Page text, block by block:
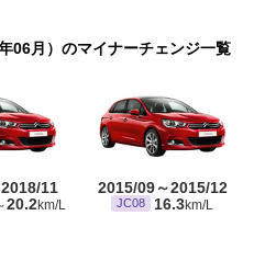
06月）のマイナーチェンジ一覧
11
20.2km/L
2015/09～2015/12
JC08 16.3km/L